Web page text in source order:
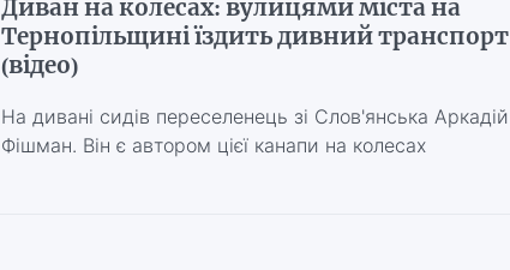
Диван на колесах: вулицями міста на
Тернопільщині їздить дивний транспорт
(відео)
На дивані сидів переселенець зі Слов'янська Аркадій
Фішман. Він є автором цієї канапи на колесах